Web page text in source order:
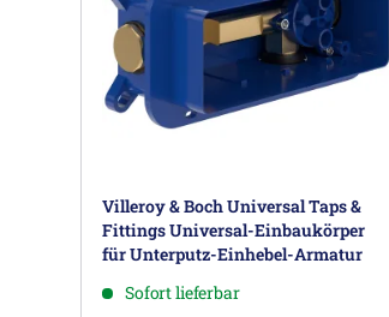
Villeroy & Boch Universal Taps &
Fittings Universal-Einbaukörper
für Unterputz-Einhebel-Armatur
Sofort lieferbar